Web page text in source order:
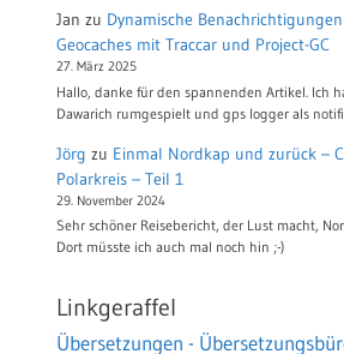
Jan zu Dynamische
Geocaches mit Traccar und Project-GC
27. März 2025
Hallo, danke für den spannenden Artikel. Ich
Dawarich rumgespielt und gps logger als
Jörg zu Einmal Nordkap und zurück –
Polarkreis – Teil 1
29. November 2024
Sehr schöner Reisebericht, der Lust macht,
Dort müsste ich auch mal noch hin ;-)
Linkgeraffel
Übersetzungen -